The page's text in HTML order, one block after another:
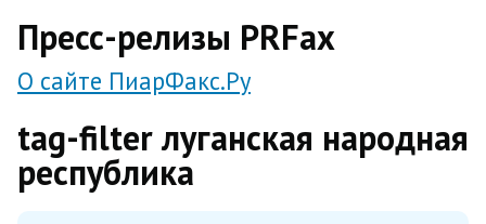
Пресс-релизы PRFax
О сайте ПиарФакс.Ру
tag-filter луганская народная
республика